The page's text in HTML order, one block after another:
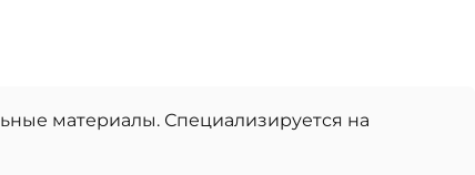
материалы. Специализируется на